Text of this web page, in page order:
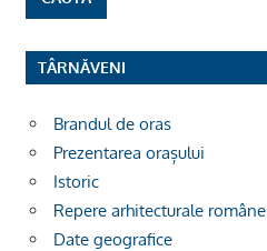
TÂRNĂVENI
Brandul de oras
Prezentarea orașului
Istoric
Repere arhitecturale române
Date geografice